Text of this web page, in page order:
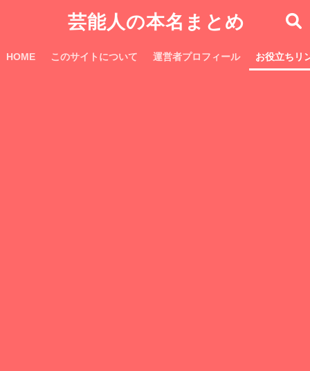
芸能人の本名まとめ
HOME このサイトについて 運営者プロフィール お役立ちリ